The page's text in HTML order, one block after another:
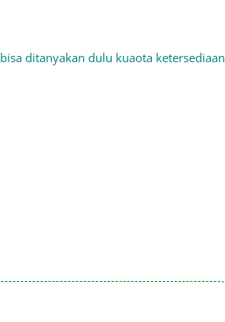
ditanyakan dulu kuaota ketersediaan